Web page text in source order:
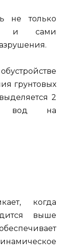
не только
и сами
грунтовых
2
вод на
когда
выше